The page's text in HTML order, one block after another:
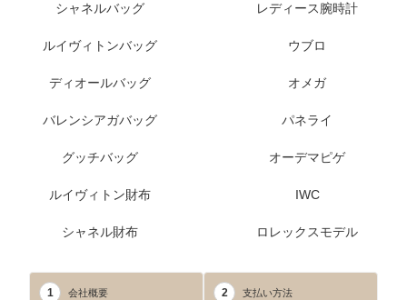
シャネルバッグ
ルイヴィトンバッグ
ディオールバッグ
バレンシアガバッグ
グッチバッグ
ルイヴィトン財布
シャネル財布
レディース腕時計
ウブロ
オメガ
パネライ
オーデマピゲ
IWC
ロレックスモデル
1 会社概要 2 支払い方法